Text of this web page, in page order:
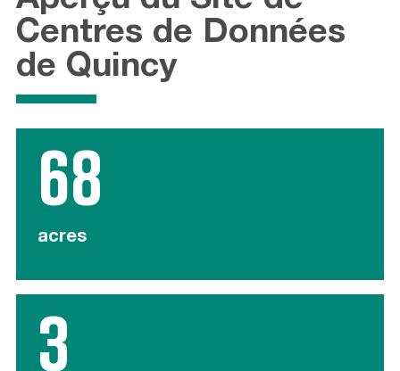
Centres de Données
de Quincy
68
acres
3